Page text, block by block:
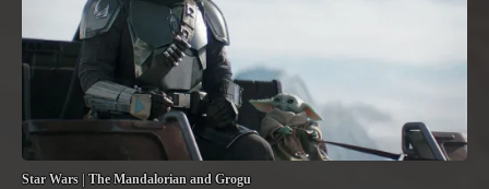
Star Wars | The Mandalorian and Grogu